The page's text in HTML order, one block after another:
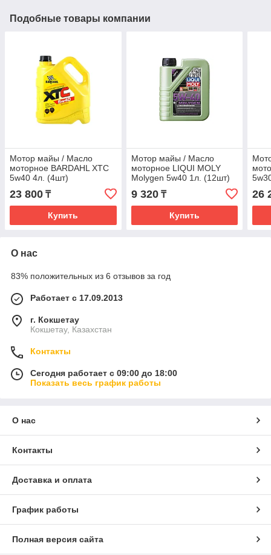
Подобные товары компании
Мотор майы / Масло
моторное BARDAHL XTC
5w40 4л. (4шт)
23 800 ₸
Купить
Мотор майы / Масло
моторное LIQUI MOLY
Molygen 5w40 1л. (12шт)
9 320₸
Купить
26
О нас
83% положительных из 6 отзывов за год
Работает с 17.09.2013
г. Кокшетау
Кокшетау, Казахстан
Контакты
Сегодня работает с 09:00 до 18:00
Показать весь график работы
О нас
Контакты
Доставка и оплата
График работы
Полная версия сайта